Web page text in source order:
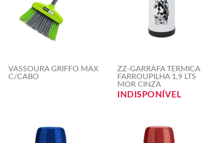
VASSOURA GRIFFO MAX
C/CABO
ZZ-GARRAFA TERMICA
FARROUPILHA 1,9 LTS
MOR CINZA
INDISPONÍVEL